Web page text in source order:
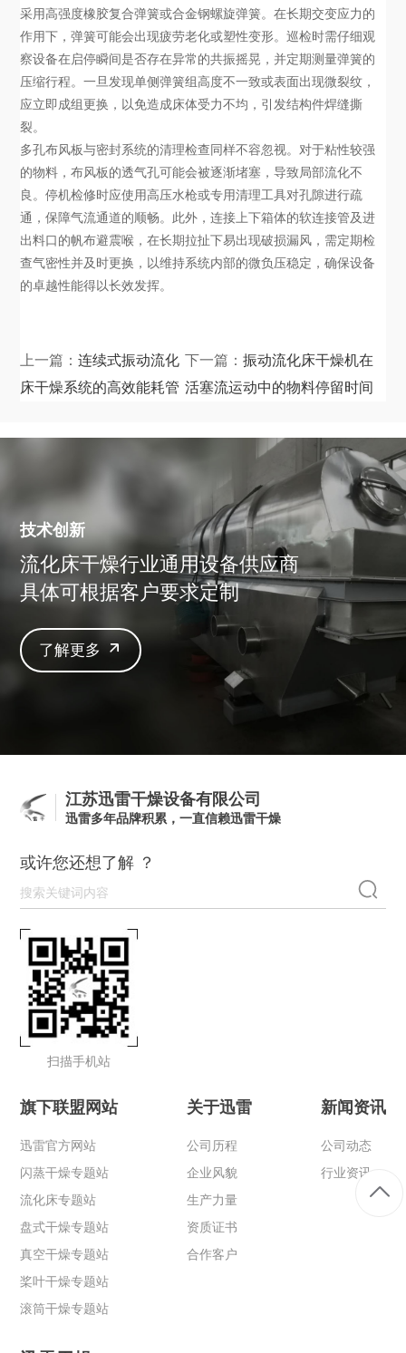
采用高强度橡胶复合弹簧或合金钢螺旋弹簧。在长期交变应力的
作用下，弹簧可能会出现疲劳老化或塑性变形。巡检时需仔细观
察设备在启停瞬间是否存在异常的共振摇晃，并定期测量弹簧的
压缩行程。一旦发现单侧弹簧组高度不一致或表面出现微裂纹，
应立即成组更换，以免造成床体受力不均，引发结构件焊缝撕
裂。
多孔布风板与密封系统的清理检查同样不容忽视。对于粘性较强
的物料，布风板的透气孔可能会被逐渐堵塞，导致局部流化不
良。停机检修时应使用高压水枪或专用清理工具对孔隙进行疏
通，保障气流通道的顺畅。此外，连接上下箱体的软连接管及进
出料口的帆布避震喉，在长期拉扯下易出现破损漏风，需定期检
查气密性并及时更换，以维持系统内部的微负压稳定，确保设备
的卓越性能得以长效发挥。
上一篇：连续式振动流化
床干燥系统的高效能耗管
下一篇：振动流化床干燥机在
活塞流运动中的物料停留时间
技术创新
流化床干燥行业通用设备供应商
具体可根据客户要求定制
了解更多
江苏迅雷干燥设备有限公司
迅雷多年品牌积累，一直信赖迅雷干燥
或许您还想了解 ？
扫描手机站
旗下联盟网站
迅雷官方网站
闪蒸干燥专题站
流化床专题站
盘式干燥专题站
真空干燥专题站
桨叶干燥专题站
滚筒干燥专题站
关于迅雷
公司历程
企业风貌
生产力量
资质证书
合作客户
新闻资讯
公司动态
行业资讯